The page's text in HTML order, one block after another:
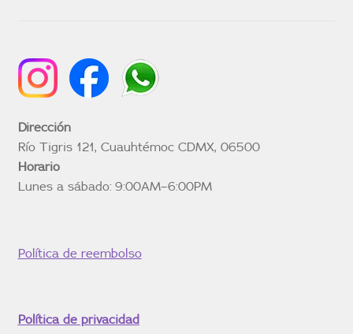
Dirección
Río Tigris 121, Cuauhtémoc CDMX, 06500
Horario
Lunes a sábado: 9:00AM–6:00PM
Política de reembolso
Política de privacidad